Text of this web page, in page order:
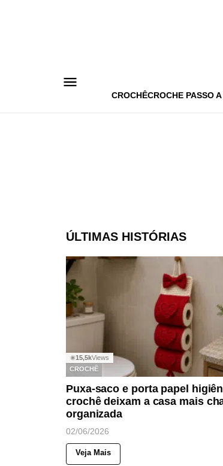
CROCHÊCROCHE PASSO
ÚLTIMAS HISTÓRIAS
◉15,5kViews
CROCHÊ
Puxa-saco e porta papel
crochê deixam a casa mais
organizada
02/06/2026
Veja Mais